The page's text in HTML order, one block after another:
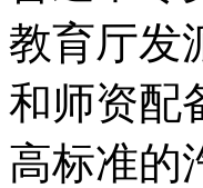
教育厅发
和师资配
高标准的